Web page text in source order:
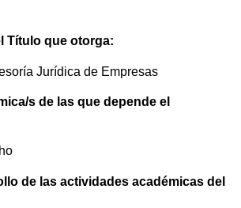
Título que otorga:
Jurídica de Empresas
s de las que depende el
de las actividades académicas del